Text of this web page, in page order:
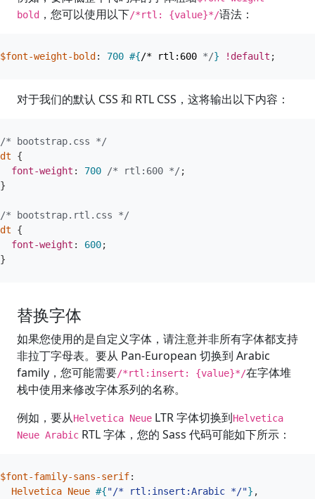
bold ，您可以使用以下/*rtl: {value}*/语法：
$font-weight-bold: 700 #{/* rtl:600 */} !default ;
对于我们的默认 CSS 和 RTL CSS，这将输出以下内容：
/* bootstrap.css */
dt
{
font-weight : 700 /* rtl:600 */;
}
/* bootstrap.rtl.css */
dt
{
font-weight : 600;
}
替换字体
如果您使用的是自定义字体，请注意并非所有字体都支持
非拉丁字母表。要从 Pan-European 切换到 Arabic
family，您可能需要/*rtl:insert: {value}*/在字体堆
栈中使用来修改字体系列的名称。
例如，要从Helvetica Neue LTR 字体切换到Helvetica
Neue Arabic RTL 字体，您的 Sass 代码可能如下所示：
$font-family-sans-serif:
Helvetica Neue #{"/* rtl:insert:Arabic */"} ,